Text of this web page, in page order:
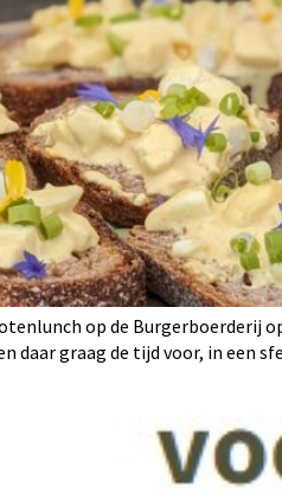
op de Burgerboerderij
daar graag de tijd voor, in een